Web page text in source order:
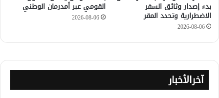
بدء إصدار وثائق السفر
الاضطرارية وتحدد المقر
2026-08-06
القومي عبر أمدرمان الوطني
2026-08-06
آخرالأخبار